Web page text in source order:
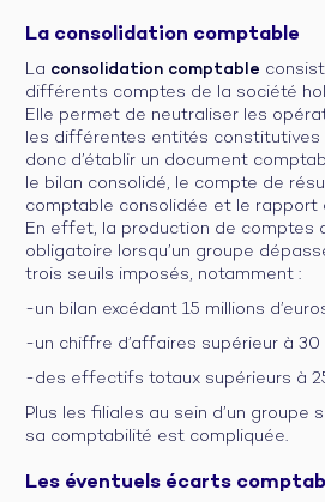
La consolidation comptable
La consolidation comptable
différents comptes de la société
Elle permet de neutraliser les
les différentes entités constitutives
donc d’établir un document
le bilan consolidé, le compte de
comptable consolidée et le rapport
En effet, la production de comptes
obligatoire lorsqu’un groupe
trois seuils imposés, notamment :
-un bilan excédant 15 millions
-un chiffre d’affaires supérieur à 30
-des effectifs totaux supérieurs à
Plus les filiales au sein d’un groupe
sa comptabilité est compliquée.
Les éventuels écarts